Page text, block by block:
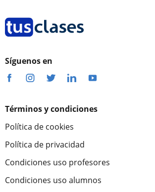
Síguenos en
Términos y condiciones
Política de cookies
Política de privacidad
Condiciones uso profesores
Condiciones uso alumnos